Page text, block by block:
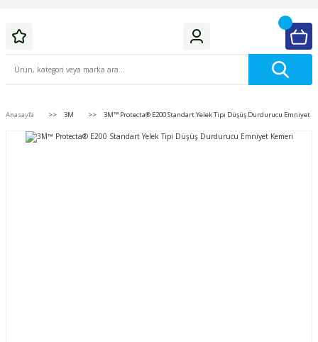
Anasayfa 3M 3M™ Protecta® E200 Standart Yelek Tipi Düşüş Durdurucu Emniyet